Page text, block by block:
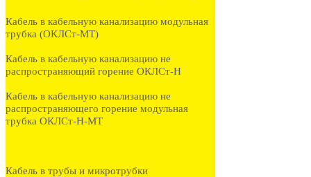
Кабель в кабельную канализацию модульная
трубка (ОКЛСт-МТ)
Кабель в кабельную канализацию не
распространяющий горение ОКЛСт-Н
Кабель в кабельную канализацию не
распространяющего горение модульная
трубка ОКЛСт-Н-МТ
Кабель в трубы и микротрубки